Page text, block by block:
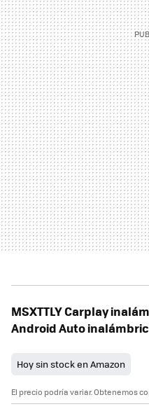
MSXTTLY Carplay
Android Auto
Hoy sin stock en Amazon
El precio podría variar. Obtenemos